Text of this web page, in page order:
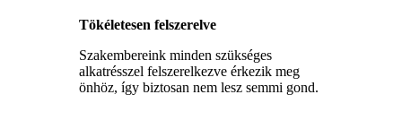
Tökéletesen felszerelve
Szakembereink minden szükséges
alkatrésszel felszerelkezve érkezik meg
önhöz, így biztosan nem lesz semmi gond.